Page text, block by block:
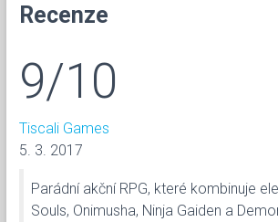
Recenze
9/10
Tiscali Games
5. 3. 2017
Parádní akční RPG, které kombinuje
Souls, Onimusha, Ninja Gaiden a